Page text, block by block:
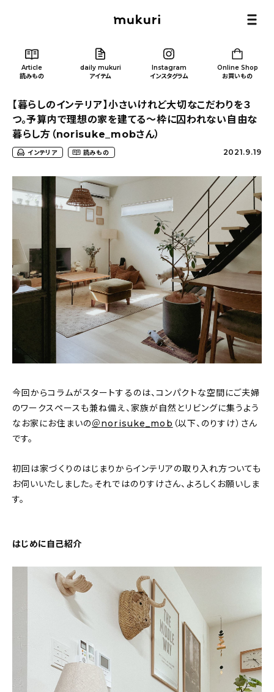
Article
読みもの
daily mukuri
アイテム
Instagram
インスタグラム
Online Shop
お買いもの
カテゴリー一覧
人気の記事
おすすめの記事
収納/掃除
暮らし
daily mukuri/ アイテム
おすすめの記事
【暮らしのインテリア】小さいけれど大切なこだわりを３
つ。予算内で理想の家を建てる〜枠に囚われない自由な
暮らし方（norisuke_mobさん）
インテリア 読みもの 2021.9.19
今回からコラムがスタートするのは、コンパクトな空間にご夫婦
のワークスペースも兼ね備え、家族が自然とリビングに集うよう
なお家にお住まいの＠norisuke_mob （以下、のりすけ）さん
です。
初回は家づくりのはじまりからインテリアの取り入れ方ついても
お伺いいたしました。それではのりすけさん、よろしくお願いしま
す。
はじめに自己紹介